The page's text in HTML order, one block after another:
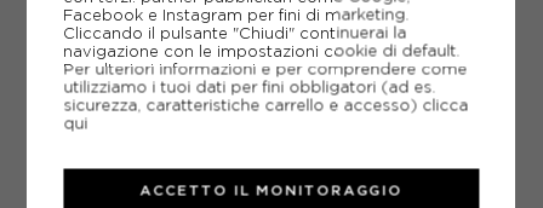
EXTRA SCONTO GIÀ INCLUSO
Saldi ancora più convenienti
GUIDA TAGLIE
Facebook e Instagram per fini di marketing.
Cliccando il pulsante "Chiudi" continuerai la
navigazione con le impostazioni cookie di default.
Per ulteriori informazioni e per comprendere come
utilizziamo i tuoi dati per fini obbligatori (ad es.
sicurezza, caratteristiche carrello e accesso) clicca
qui
ACCETTO IL MONITORAGGIO